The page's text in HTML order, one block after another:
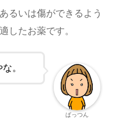
るいは傷ができるよう
したお薬です。
。
ぱっつん